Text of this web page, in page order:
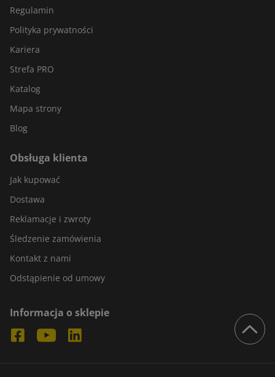
Regulamin
Polityka prywatności
Kariera
Strefa PRO
Katalog
Mapa strony
Blog
Obsługa klienta
Jak kupować
Dostawa
Reklamacje i zwroty
Śledzenie zamówienia
Kontakt z nami
Odstąpienie od umowy
Informacja o sklepie